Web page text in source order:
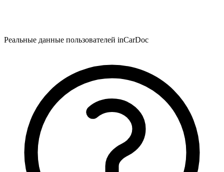
Реальные данные пользователей inCarDoc